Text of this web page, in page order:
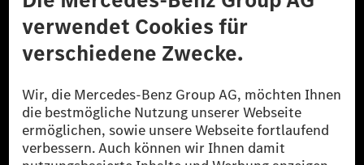
Datenschutz Lizenzhinweise Dritter Barrierefreiheit
© 2026 Mercedes-Benz Group AG. Alle Rechte vorbehalten.
[1] Bilanziell CO₂-neutral bedeutet, dass nicht vermiedene oder nicht
reduzierte CO₂-Emissionen bei der Mercedes-Benz Group durch
zertifizierte Ausgleichsprojekte kompensiert werden.